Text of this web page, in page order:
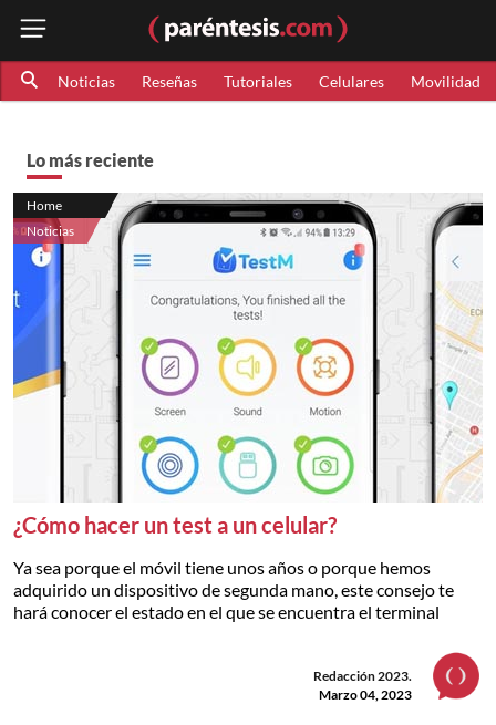
Noticias Reseñas Tutoriales Celulares Movilidad
Lo más reciente
Home
Noticias
¿Cómo hacer un test a un celular?
Ya sea porque el móvil tiene unos años o porque hemos
adquirido un dispositivo de segunda mano, este consejo te
hará conocer el estado en el que se encuentra el terminal
Redacción 2023.
Marzo 04, 2023